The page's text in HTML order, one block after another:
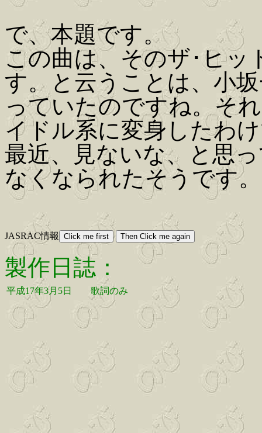
で、本題です。
この曲は、そのザ･ヒッ
す。と云うことは、小
っていたのですね。そ
イドル系に変身したわ
最近、見ないな、と思
なくなられたそうです
JASRAC情報
製作日誌：
平成17年3月5日 歌詞のみ